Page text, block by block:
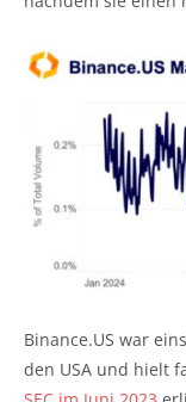
Binance.US war
den USA und hielt